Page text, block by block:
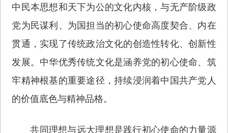
中民本思想和天下为公的文化内核，与无产阶级政
党为民谋利、为国担当的初心使命高度契合、内在
贯通，实现了传统政治文化的创造性转化、创新性
发展。中华优秀传统文化是涵养党的初心使命、筑
牢精神根基的重要途径，持续浸润着中国共产党人
的价值底色与精神品格。
共同理想与远大理想是践行初心使命的力量源